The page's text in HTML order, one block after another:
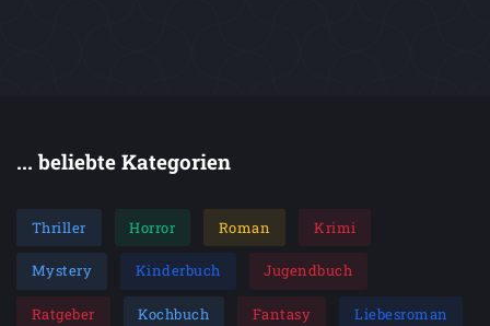
... beliebte Kategorien
Thriller Horror Roman Krimi
Mystery Kinderbuch Jugendbuch
Ratgeber Kochbuch Fantasy Liebesroman